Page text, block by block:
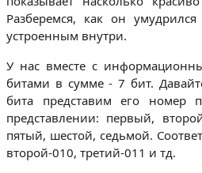
Разберемся, как он
устроенным внутри.
У нас вместе с
битами в сумме - 7 бит.
бита представим его номер
представлении: первый,
пятый, шестой, седьмой.
второй-010, третий-011 и тд.